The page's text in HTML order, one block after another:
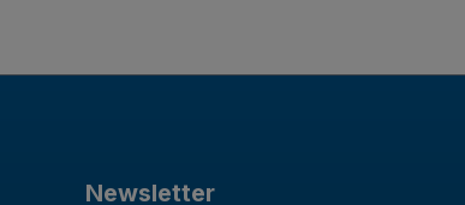
Newsletter